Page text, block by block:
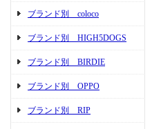
ブランド別 coloco
ブランド別 HIGH5DOGS
ブランド別 BIRDIE
ブランド別 OPPO
ブランド別 RIP